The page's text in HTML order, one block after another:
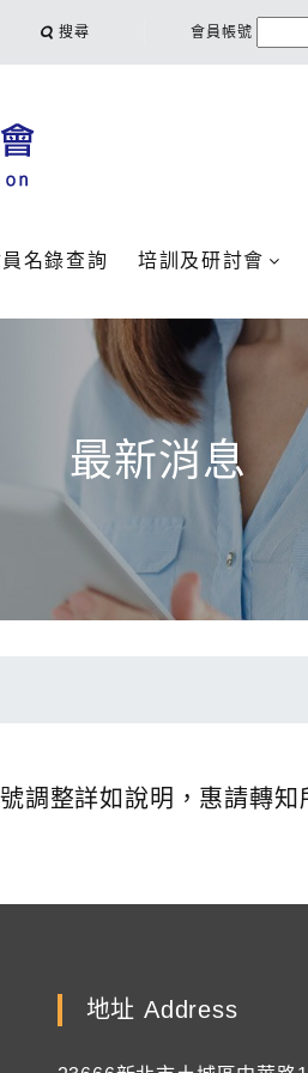
搜尋 會員帳號
名錄查詢 培訓及研討會
最新消息
調整詳如說明，惠請轉知
地址 Address